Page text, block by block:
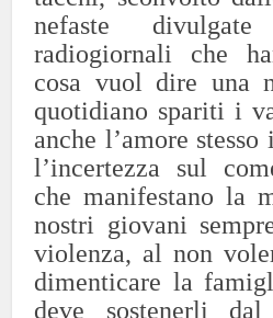
nefaste
radiogiornali che
cosa vuol dire una
quotidiano spariti i
anche l’amore
l’incertezza sul
che manifestano la
nostri giovani
violenza, al non
dimenticare la
deve sostenerli